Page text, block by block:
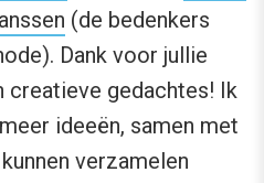
(de bedenkers
Dank voor jullie
creatieve gedachtes! Ik
ideeën, samen met
verzamelen